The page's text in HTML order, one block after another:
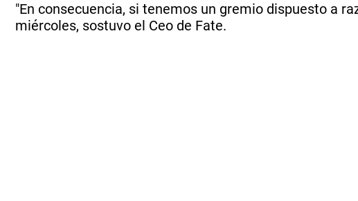
"En consecuencia, si tenemos un gremio dispuesto a
miércoles, sostuvo el Ceo de Fate.